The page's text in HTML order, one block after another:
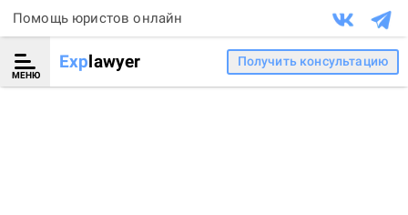
Помощь юристов онлайн
МЕНЮ
Explawyer Получить консультацию